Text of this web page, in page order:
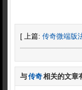
[ 上篇: 传奇微端版
与传奇相关的文章